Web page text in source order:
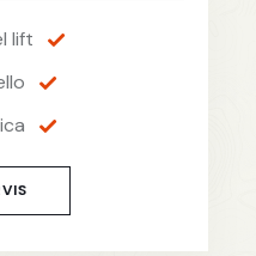
lift